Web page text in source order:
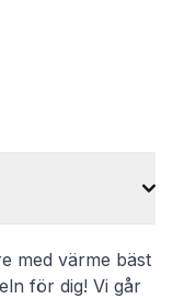
med värme bäst
för dig! Vi går